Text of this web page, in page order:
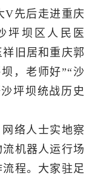
V先后走进重庆
坪坝区人民医
旧居和重庆郭
，老师好”“沙
坪坝统战历史
络人士实地察
机器人运行场
程。大家驻足